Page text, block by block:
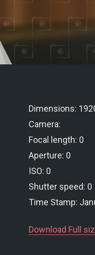
Dimensions:
Camera:
Focal length: 0
Aperture: 0
ISO: 0
Shutter speed: 0
Time Stamp:
Download Full